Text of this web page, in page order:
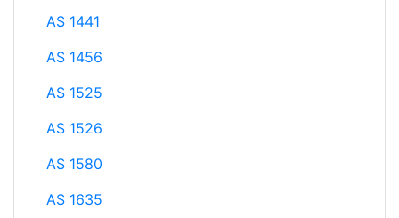
AS 1441
AS 1456
AS 1525
AS 1526
AS 1580
AS 1635